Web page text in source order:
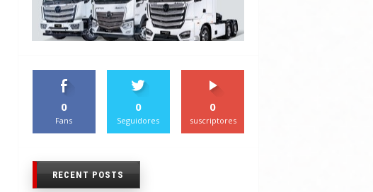
0
Fans
0
Seguidores
0
suscriptores
RECENT POSTS